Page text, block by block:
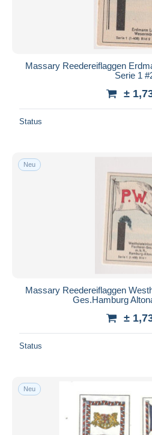
Massary Reedereiflaggen
Serie 1
±
Status
Neu
Massary Reedereiflaggen
Ges.Hamburg
±
Status
Neu